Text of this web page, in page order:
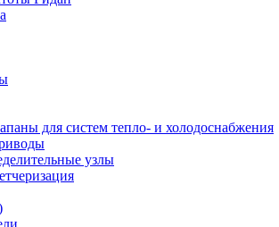
для систем тепло- и холодоснабжения
узлы